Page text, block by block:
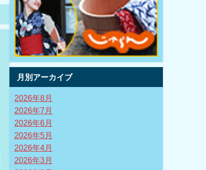
月別アーカイブ
2026年8月
2026年7月
2026年6月
2026年5月
2026年4月
2026年3月